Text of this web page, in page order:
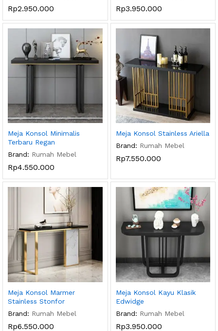
Rp2.950.000 Rp3.950.000
Meja Konsol Minimalis
Terbaru Regan
Brand: Rumah Mebel
Rp4.550.000
Meja Konsol Stainless Ariella
Brand: Rumah Mebel
Rp7.550.000
Meja Konsol Marmer
Stainless Stonfor
Brand: Rumah Mebel
Rp6.550.000
Meja Konsol Kayu Klasik
Edwidge
Brand: Rumah Mebel
Rp3.950.000